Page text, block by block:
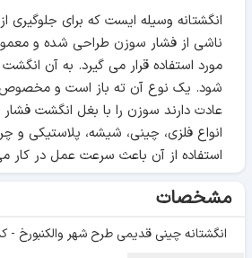
انگشتانه وسیله ایست که برای
ناشی از فشار سوزن طراحی شده و
مورد استفاده قرار می گیرد. به آن
شود. یک نوع آن ته باز است و
عادت دارند سوزن را با بغل انگشت فشار
انواع فلزی، چینی، شیشه، پلاستیکی و
استفاده از آن باعث سرعت عمل در کار
مشخصات
انگشتانه چینی قدیمی طرح شهر والکنبورخ - کد